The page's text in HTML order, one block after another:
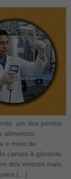
um dos pontos
alimentos.
e meio de
campo à gôndola.
dos vetores mais
para […]